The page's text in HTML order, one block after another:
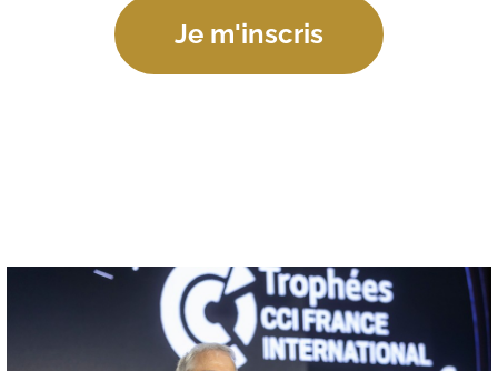
Je m'inscris